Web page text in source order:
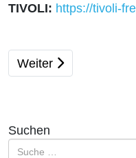
TIVOLI: https://tivoli-
Nächster Beitrag:
Weiter
Suchen